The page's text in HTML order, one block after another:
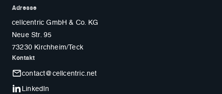
Adresse
cellcentric GmbH & Co. KG
Neue Str. 95
73230 Kirchheim/Teck
Kontakt
contact@cellcentric.net
LinkedIn